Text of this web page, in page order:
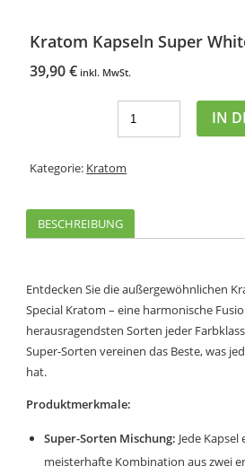
Kratom Kapseln Super
39,90€ inkl. MwSt.
IN
Kategorie: Kratom
BESCHREIBUNG
Entdecken Sie die außergewöhnlichen
Special Kratom – eine harmonische
herausragendsten Sorten jeder
Super-Sorten vereinen das Beste, was
hat.
Produktmerkmale:
Super-Sorten Mischung: Jede
meisterhafte Kombination aus zwei